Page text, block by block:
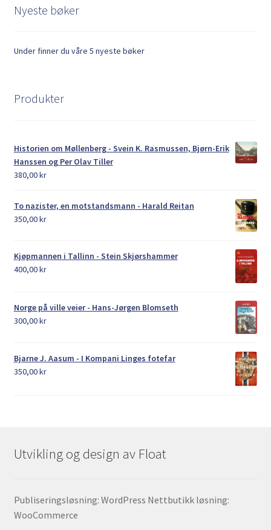
Nyeste bøker
Under finner du våre 5 nyeste bøker
Produkter
Historien om Møllenberg - Svein K. Rasmussen, Bjørn-Erik
Hanssen og Per Olav Tiller
380,00kr
To nazister, en motstandsmann - Harald Reitan
350,00kr
Kjøpmannen i Tallinn - Stein Skjørshammer
400,00kr
Norge på ville veier - Hans-Jørgen Blomseth
300,00kr
Bjarne J. Aasum - I Kompani Linges fotefar
350,00kr
Utvikling og design av Float
Publiseringsløsning: WordPress Nettbutikk løsning:
WooCommerce